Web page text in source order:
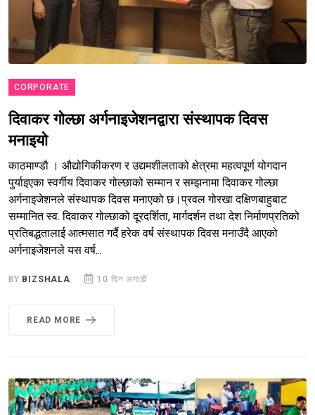
CORPORATE
दिवाकर गोल्छा अर्गनाइजेशनद्वारा संस्थापक दिवस
मनाइयो
काठमाण्डौ । औद्योगिकीकरण र उद्यमशीलताको क्षेत्रमा महत्वपूर्ण योगदान
पुर्याइएका स्वर्गीय दिवाकर गोल्छाको सम्मान र सम्झनामा दिवाकर गोल्छा
अर्गनाइजेशनले संस्थापक दिवस मनाएको छ।प्रवल गोरखा दक्षिणबाहुबाट
सम्मानित स्व. दिवाकर गोल्छाको दूरदर्शिता, मार्गदर्शन तथा देश निर्माणप्रतिको
प्रतिबद्धतालाई आत्मसात गर्दै हरेक वर्ष संस्थापक दिवस मनाउँदै आएको
अर्गनाइजेशनले यस वर्ष...
BY BIZSHALA 10 दिन अगाडी
READ MORE